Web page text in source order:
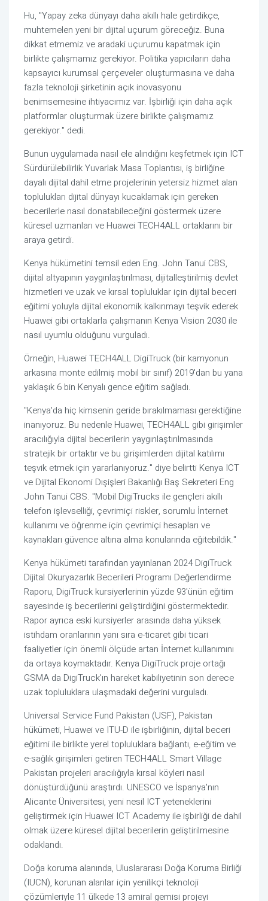
Hu, "Yapay zeka dünyayı daha akıllı hale getirdikçe,
muhtemelen yeni bir dijital uçurum göreceğiz. Buna
dikkat etmemiz ve aradaki uçurumu kapatmak için
birlikte çalışmamız gerekiyor. Politika yapıcıların daha
kapsayıcı kurumsal çerçeveler oluşturmasına ve daha
fazla teknoloji şirketinin açık inovasyonu
benimsemesine ihtiyacımız var. İşbirliği için daha açık
platformlar oluşturmak üzere birlikte çalışmamız
gerekiyor." dedi.
Bunun uygulamada nasıl ele alındığını keşfetmek için ICT
Sürdürülebilirlik Yuvarlak Masa Toplantısı, iş birliğine
dayalı dijital dahil etme projelerinin yetersiz hizmet alan
toplulukları dijital dünyayı kucaklamak için gereken
becerilerle nasıl donatabileceğini göstermek üzere
küresel uzmanları ve Huawei TECH4ALL ortaklarını bir
araya getirdi.
Kenya hükümetini temsil eden Eng. John Tanui CBS,
dijital altyapının yaygınlaştırılması, dijitalleştirilmiş devlet
hizmetleri ve uzak ve kırsal topluluklar için dijital beceri
eğitimi yoluyla dijital ekonomik kalkınmayı teşvik ederek
Huawei gibi ortaklarla çalışmanın Kenya Vision 2030 ile
nasıl uyumlu olduğunu vurguladı.
Örneğin, Huawei TECH4ALL DigiTruck (bir kamyonun
arkasına monte edilmiş mobil bir sınıf) 2019'dan bu yana
yaklaşık 6 bin Kenyalı gence eğitim sağladı.
"Kenya'da hiç kimsenin geride bırakılmaması gerektiğine
inanıyoruz. Bu nedenle Huawei, TECH4ALL gibi girişimler
aracılığıyla dijital becerilerin yaygınlaştırılmasında
stratejik bir ortaktır ve bu girişimlerden dijital katılımı
teşvik etmek için yararlanıyoruz." diye belirtti Kenya ICT
ve Dijital Ekonomi Dışişleri Bakanlığı Baş Sekreteri Eng
John Tanui CBS. "Mobil DigiTrucks ile gençleri akıllı
telefon işlevselliği, çevrimiçi riskler, sorumlu İnternet
kullanımı ve öğrenme için çevrimiçi hesapları ve
kaynakları güvence altına alma konularında eğitebildik."
Kenya hükümeti tarafından yayınlanan 2024 DigiTruck
Dijital Okuryazarlık Becerileri Programı Değerlendirme
Raporu, DigiTruck kursiyerlerinin yüzde 93'ünün eğitim
sayesinde iş becerilerini geliştirdiğini göstermektedir.
Rapor ayrıca eski kursiyerler arasında daha yüksek
istihdam oranlarının yanı sıra e-ticaret gibi ticari
faaliyetler için önemli ölçüde artan İnternet kullanımını
da ortaya koymaktadır. Kenya DigiTruck proje ortağı
GSMA da DigiTruck'ın hareket kabiliyetinin son derece
uzak topluluklara ulaşmadaki değerini vurguladı.
Universal Service Fund Pakistan (USF), Pakistan
hükümeti, Huawei ve ITU-D ile işbirliğinin, dijital beceri
eğitimi ile birlikte yerel topluluklara bağlantı, e-eğitim ve
e-sağlık girişimleri getiren TECH4ALL Smart Village
Pakistan projeleri aracılığıyla kırsal köyleri nasıl
dönüştürdüğünü araştırdı. UNESCO ve İspanya'nın
Alicante Üniversitesi, yeni nesil ICT yeteneklerini
geliştirmek için Huawei ICT Academy ile işbirliği de dahil
olmak üzere küresel dijital becerilerin geliştirilmesine
odaklandı.
Doğa koruma alanında, Uluslararası Doğa Koruma Birliği
(IUCN), korunan alanlar için yenilikçi teknoloji
çözümleriyle 11 ülkede 13 amiral gemisi projeyi